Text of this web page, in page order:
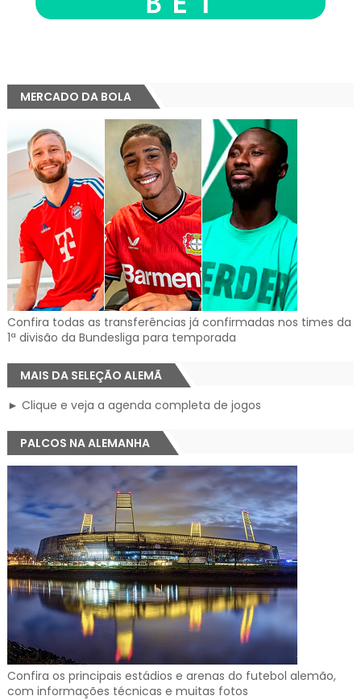
MERCADO DA BOLA
Confira todas as transferências já confirmadas nos times da
1ª divisão da Bundesliga para temporada
MAIS DA SELEÇÃO ALEMÃ
► Clique e veja a agenda completa de jogos
PALCOS NA ALEMANHA
Confira os principais estádios e arenas do futebol alemão,
com informações técnicas e muitas fotos